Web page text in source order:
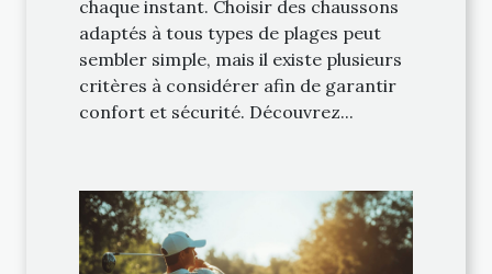
chaque instant. Choisir des chaussons
adaptés à tous types de plages peut
sembler simple, mais il existe plusieurs
critères à considérer afin de garantir
confort et sécurité. Découvrez...